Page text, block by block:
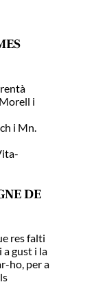
i
i Mn.
DE
res falti
a gust i la
ho, per a